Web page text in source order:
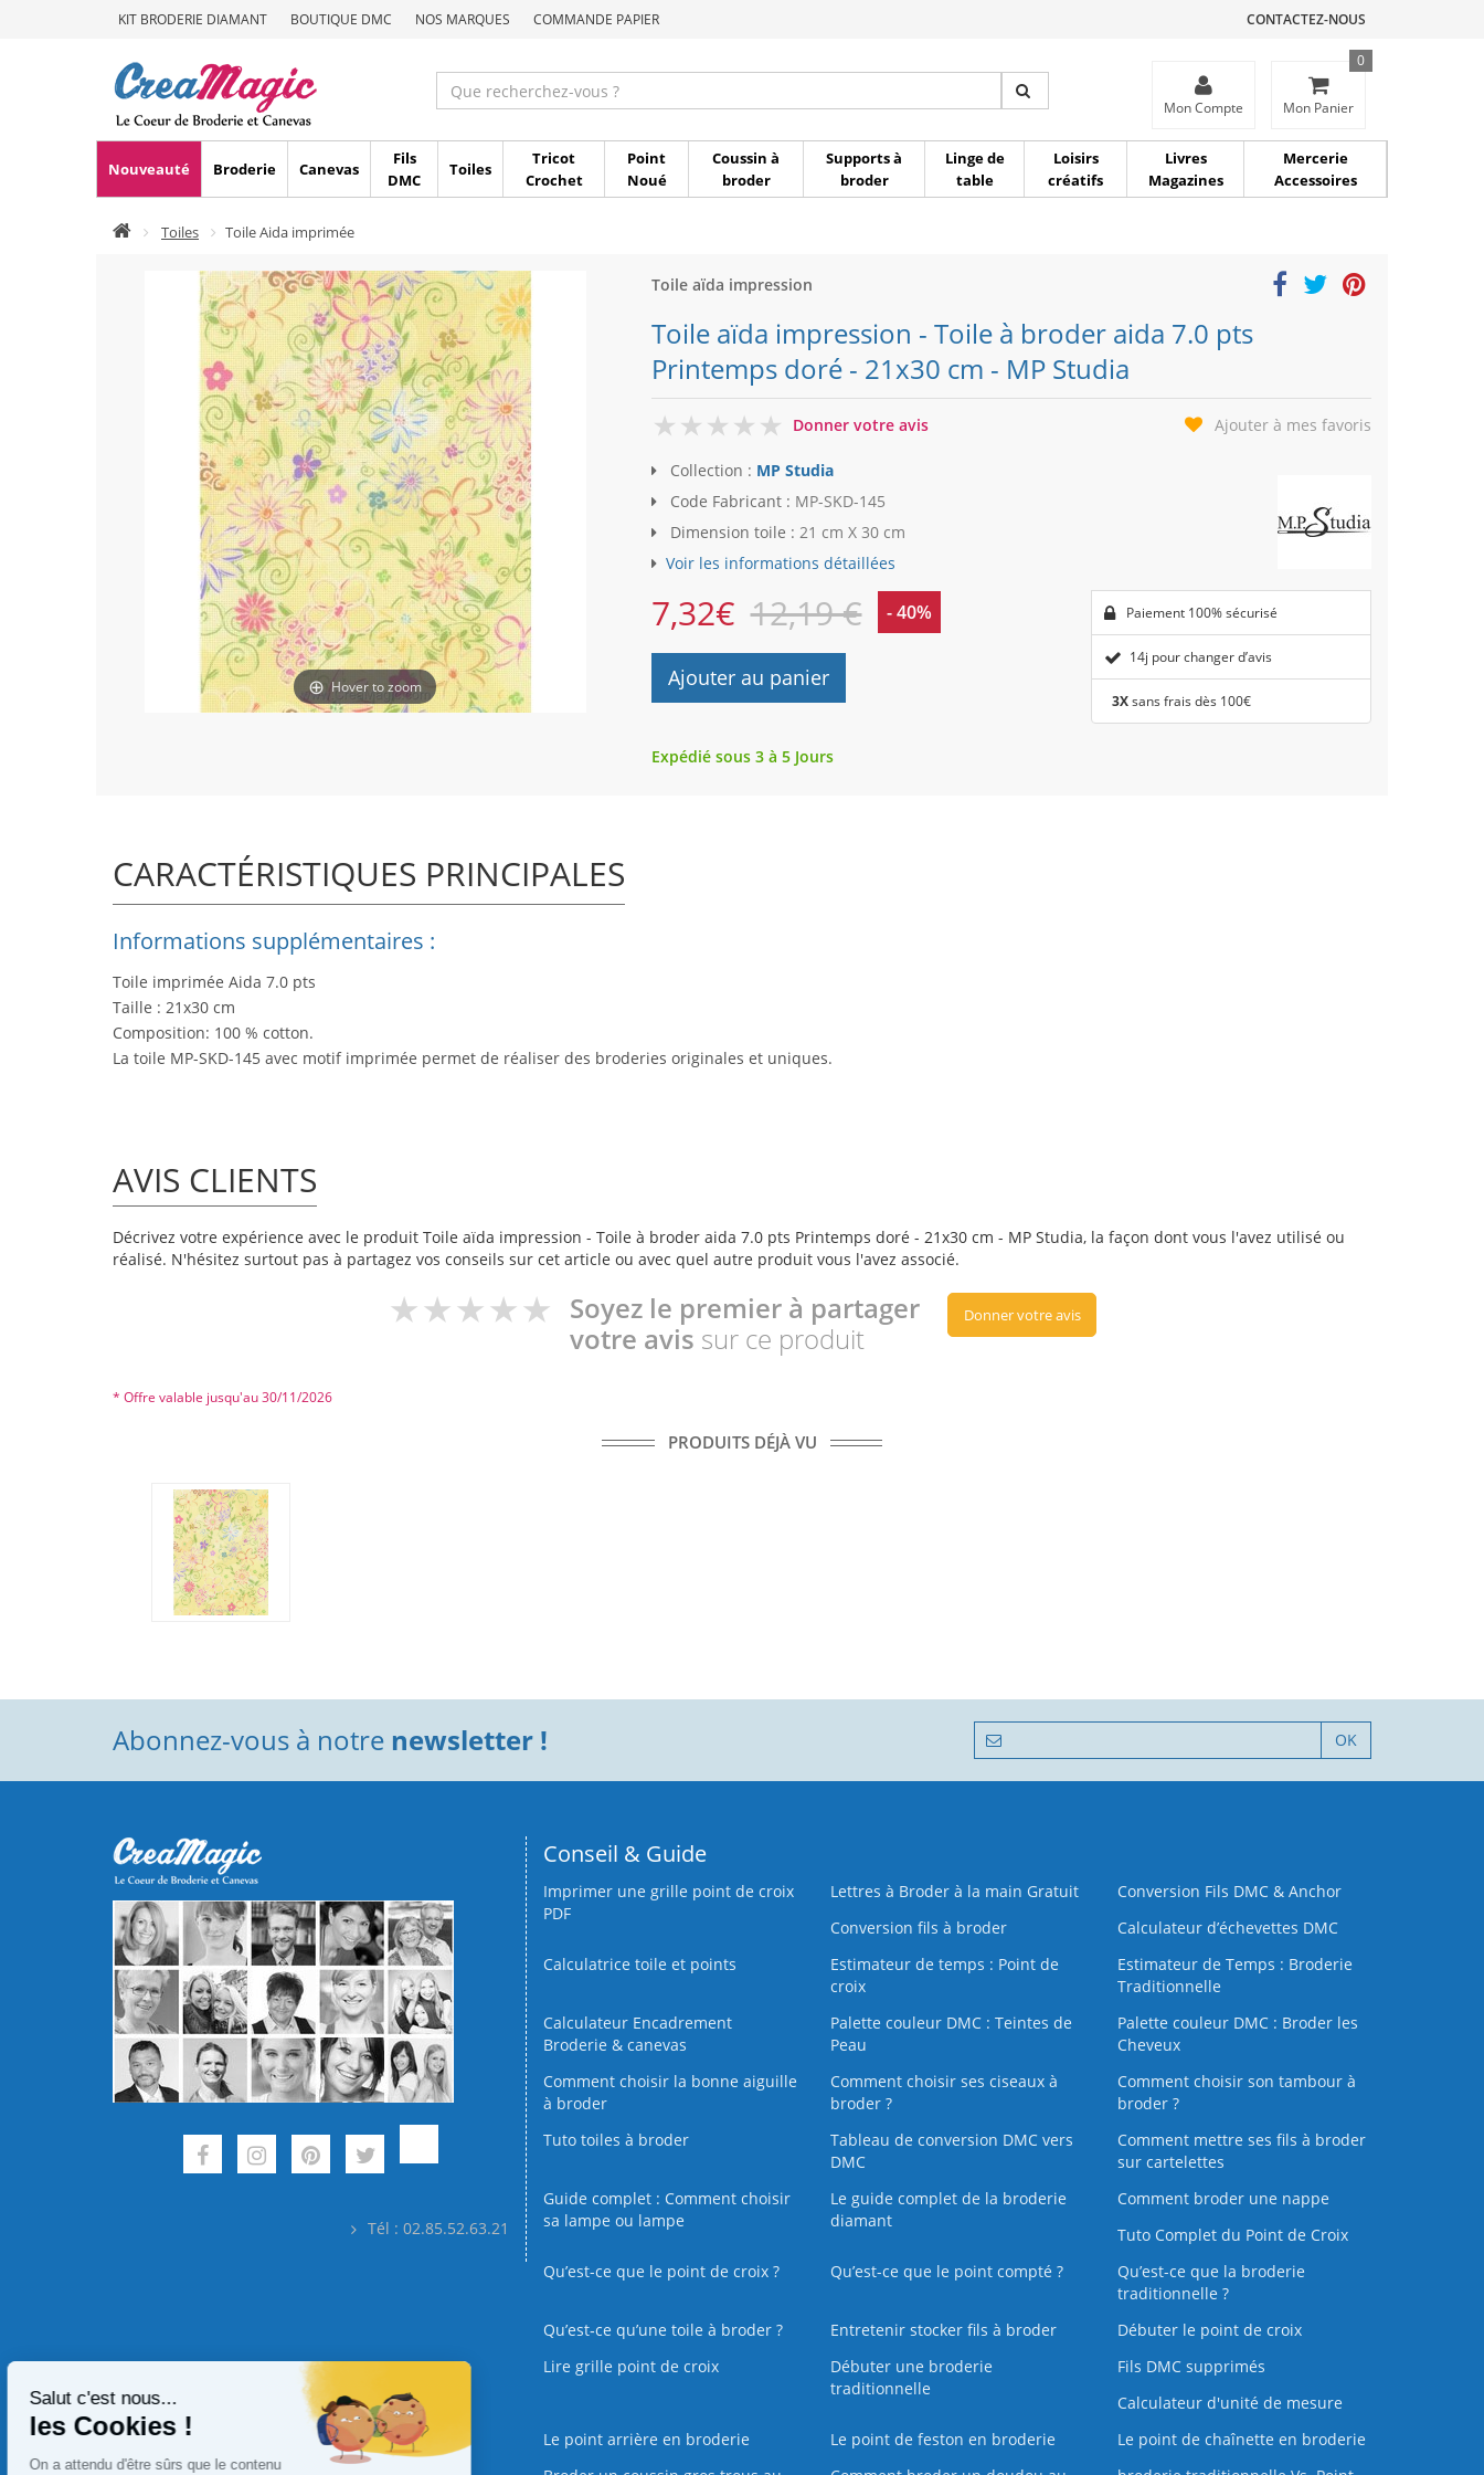
KIT BRODERIE DIAMANT BOUTIQUE DMC NOS MARQUES COMMANDE PAPIER CONTACTEZ-NOUS
Mon Compte Mon Panier
0
Nouveauté Broderie Canevas
Fils
DMC
Toiles
Tricot
Crochet
Point
Noué
Coussin à
broder
Supports à
broder
Linge de
table
Loisirs
créatifs
Livres
Magazines
Mercerie
Accessoires
Toiles Toile Aida imprimée
Hover to zoom
Toile aïda impression
Toile aïda impression - Toile à broder aida 7.0 pts
Printemps doré - 21x30 cm - MP Studia
0
Donner votre avis Ajouter à mes favoris
Collection : MP Studia
Code Fabricant : MP-SKD-145
Dimension toile : 21 cm X 30 cm
Voir les informations détaillées
7,32€ 12,19 € - 40%
Ajouter au panier
Paiement 100% sécurisé
14j pour changer d’avis
3Xsans frais dès 100€
Expédié sous 3 à 5 Jours
CARACTÉRISTIQUES PRINCIPALES
Informations supplémentaires :
Toile imprimée Aida 7.0 pts
Taille : 21x30 cm
Composition: 100 % cotton.
La toile MP-SKD-145 avec motif imprimée permet de réaliser des broderies originales et uniques.
AVIS CLIENTS
Décrivez votre expérience avec le produit Toile aïda impression - Toile à broder aida 7.0 pts Printemps doré - 21x30 cm - MP Studia, la façon dont vous l'avez utilisé ou
réalisé. N'hésitez surtout pas à partagez vos conseils sur cet article ou avec quel autre produit vous l'avez associé.
Soyez le premier à partager
votre avis sur ce produit
Donner votre avis
* Offre valable jusqu'au 30/11/2026
PRODUITS DÉJÀ VU
Abonnez-vous à notre newsletter ! OK
Tél : 02.85.52.63.21
Conseil & Guide
Imprimer une grille point de croix
PDF
Lettres à Broder à la main Gratuit
Conversion Fils DMC & Anchor
Conversion fils à broder
Calculateur d’échevettes DMC
Calculatrice toile et points
Estimateur de temps : Point de
croix
Estimateur de Temps : Broderie
Traditionnelle
Calculateur Encadrement
Broderie & canevas
Palette couleur DMC : Teintes de
Peau
Palette couleur DMC : Broder les
Cheveux
Comment choisir la bonne aiguille
à broder
Comment choisir ses ciseaux à
broder ?
Comment choisir son tambour à
broder ?
Tuto toiles à broder
Tableau de conversion DMC vers
DMC
Comment mettre ses fils à broder
sur cartelettes
Guide complet : Comment choisir
sa lampe ou lampe
Le guide complet de la broderie
diamant
Comment broder une nappe
Tuto Complet du Point de Croix
Qu’est-ce que le point de croix ?
Qu’est-ce que le point compté ?
Qu’est-ce que la broderie
traditionnelle ?
Qu’est‑ce qu’une toile à broder ?
Entretenir stocker fils à broder
Débuter le point de croix
Lire grille point de croix
Débuter une broderie
traditionnelle
Fils DMC supprimés
Calculateur d'unité de mesure
Le point arrière en broderie
Le point de feston en broderie
Le point de chaînette en broderie